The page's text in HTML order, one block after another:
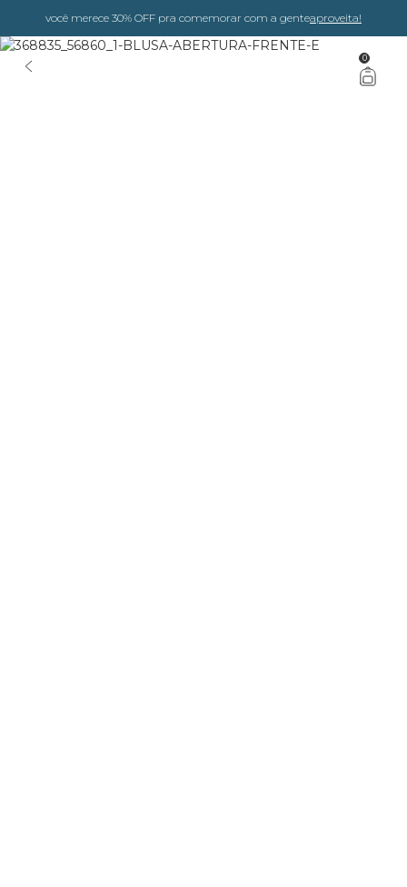
você merece 30% OFF pra comemorar com a genteaproveita!
0